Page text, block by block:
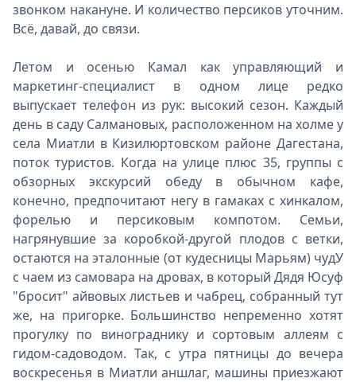
звонком накануне. И количество персиков уточним.
Всё, давай, до связи.
Летом и осенью Камал как управляющий и
маркетинг-специалист в одном лице редко
выпускает телефон из рук: высокий сезон. Каждый
день в саду Салмановых, расположенном на холме у
села Миатли в Кизилюртовском районе Дагестана,
поток туристов. Когда на улице плюс 35, группы с
обзорных экскурсий обеду в обычном кафе,
конечно, предпочитают негу в гамаках с хинкалом,
форелью и персиковым компотом. Семьи,
нагрянувшие за коробкой-другой плодов с ветки,
остаются на эталонные (от кудесницы Марьям) чудУ
с чаем из самовара на дровах, в который Дядя Юсуф
"бросит" айвовых листьев и чабрец, собранный тут
же, на пригорке. Большинство непременно хотят
прогулку по винограднику и сортовым аллеям с
гидом-садоводом. Так, с утра пятницы до вечера
воскресенья в Миатли аншлаг, машины приезжают